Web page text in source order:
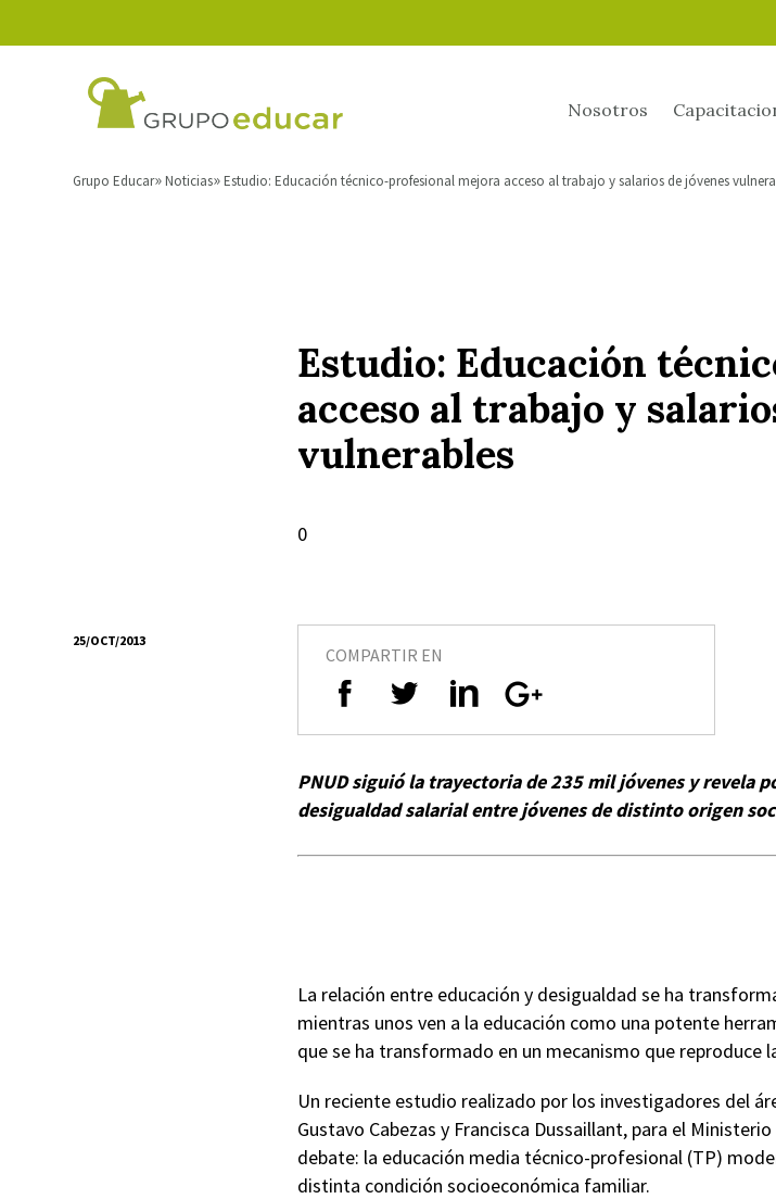
Nosotros
Grupo Educar Noticias Estudio: Educación técnico-profesional mejora acceso al trabajo y salarios de jóvenes
Estudio: Educación
acceso al trabajo y
vulnerables
0
25/OCT/2013
COMPARTIR EN
PNUD siguió la trayectoria de 235 mil jóvenes y revela
desigualdad salarial entre jóvenes de distinto origen
La relación entre educación y desigualdad se ha
mientras unos ven a la educación como una potente
que se ha transformado en un mecanismo que reproduce
Un reciente estudio realizado por los investigadores del
Gustavo Cabezas y Francisca Dussaillant, para el
debate: la educación media técnico-profesional (TP)
distinta condición socioeconómica familiar.